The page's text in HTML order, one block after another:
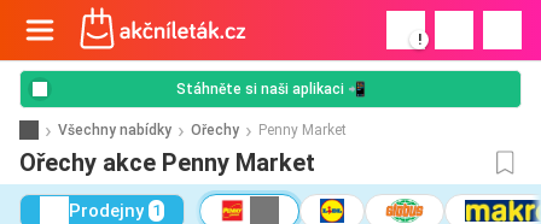
!
Stáhněte si naši aplikaci 📲
Všechny nabídky Ořechy Penny Market
Ořechy akce Penny Market
Prodejny 1